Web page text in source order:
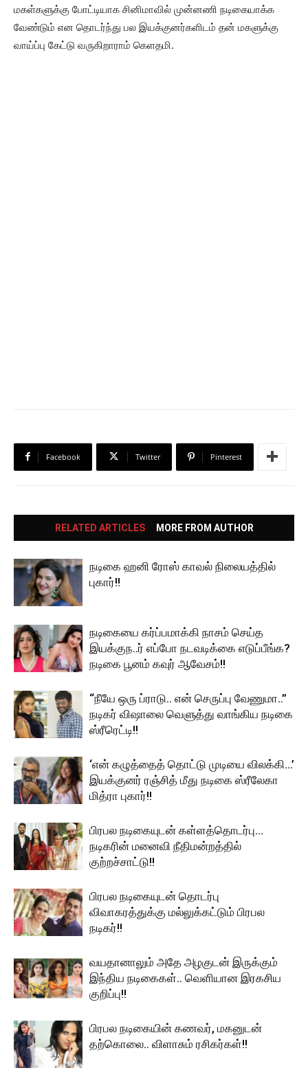
மகள்களுக்கு போட்டியாக சினிமாவில் முன்னணி நடிகையாக்க
வேண்டும் என தொடர்ந்து பல இயக்குனர்களிடம் தன் மகளுக்கு
வாய்ப்பு கேட்டு வருகிறாராம் கெளதமி.
Facebook Twitter Pinterest
RELATED ARTICLES MORE FROM AUTHOR
நடிகை ஹனி ரோஸ் காவல் நிலையத்தில்
புகார்!!
நடிகையை கர்ப்பமாக்கி நாசம் செய்த
இயக்குந..ர் எப்போ நடவடிக்கை எடுப்பீங்க?
நடிகை பூனம் கவுர் ஆவேசம்!!
“நீயே ஒரு ப்ராடு.. என் செருப்பு வேணுமா..”
நடிகர் விஷாலை வெளுத்து வாங்கிய நடிகை
ஸ்ரீரெட்டி!!
‘என் கழுத்தைத் தொட்டு முடியை விலக்கி…’
இயக்குனர் ரஞ்சித் மீது நடிகை ஸ்ரீலேகா
மித்ரா புகார்!!
பிரபல நடிகையுடன் கள்ளத்தொடர்பு…
நடிகரின் மனைவி நீதிமன்றத்தில்
குற்றச்சாட்டு!!
பிரபல நடிகையுடன் தொடர்பு
விவாகரத்துக்கு மல்லுக்கட்டும் பிரபல
நடிகர்!!
வயதானாலும் அதே அழகுடன் இருக்கும்
இந்திய நடிகைகள்.. வெளியான இரகசிய
குறிப்பு!!
பிரபல நடிகையின் கணவர், மகனுடன்
தற்கொலை.. விளாசும் ரசிகர்கள்!!